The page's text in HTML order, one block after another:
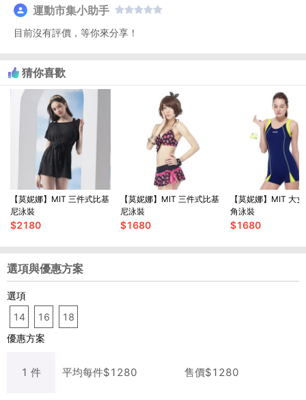
運動市集小助手
目前沒有評價，等你來分享！
猜你喜歡
【莫妮娜】MIT 三件式比基
尼泳裝
$2180
【莫妮娜】MIT 三件式比基
尼泳裝
$1680
【莫妮娜】MIT 大
角泳裝
$1680
選項與優惠方案
選項
14
16
18
優惠方案
1 件 平均每件$1280 售價$1280